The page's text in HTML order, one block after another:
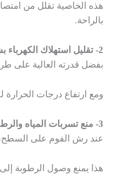
هذه الخاصية تقلل من
بالراحة.
2- تقليل استهلاك الكهرباء بشكل ملحوظ
بفضل قدرته العالية على
ومع ارتفاع درجات
3- منع تسربات المياه والرطوبة
عند رش الفوم على السطح،
هذا يمنع وصول الرطوبة